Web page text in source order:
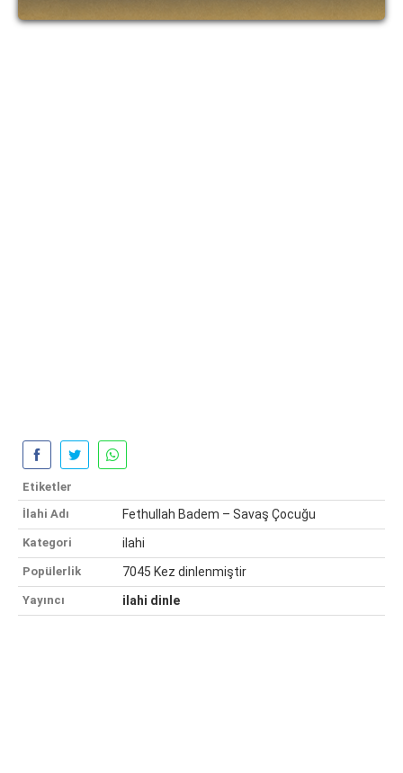
Etiketler
İlahi Adı
Fethullah Badem – Savaş Çocuğu
Kategori ilahi
Popülerlik 7045 Kez dinlenmiştir
Yayıncı ilahi dinle